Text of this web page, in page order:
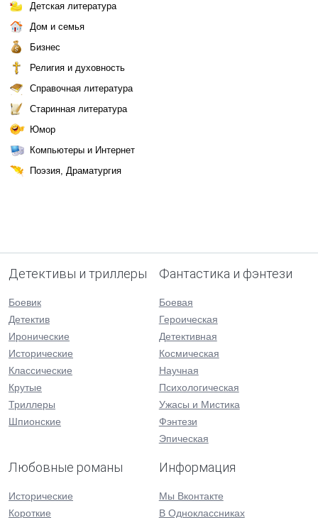
Детская литература
Дом и семья
Бизнес
Религия и духовность
Справочная литература
Старинная литература
Юмор
Компьютеры и Интернет
Поэзия, Драматургия
Детективы и триллеры
Боевик
Детектив
Иронические
Исторические
Классические
Крутые
Триллеры
Шпионские
Фантастика и фэнтези
Боевая
Героическая
Детективная
Космическая
Научная
Психологическая
Ужасы и Мистика
Фэнтези
Эпическая
Любовные романы
Исторические
Короткие
Информация
Мы Вконтакте
В Одноклассниках